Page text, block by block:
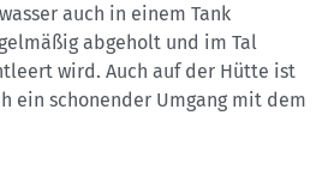
auch in einem Tank
abgeholt und im Tal
wird. Auch auf der Hütte ist
ein schonender Umgang mit dem